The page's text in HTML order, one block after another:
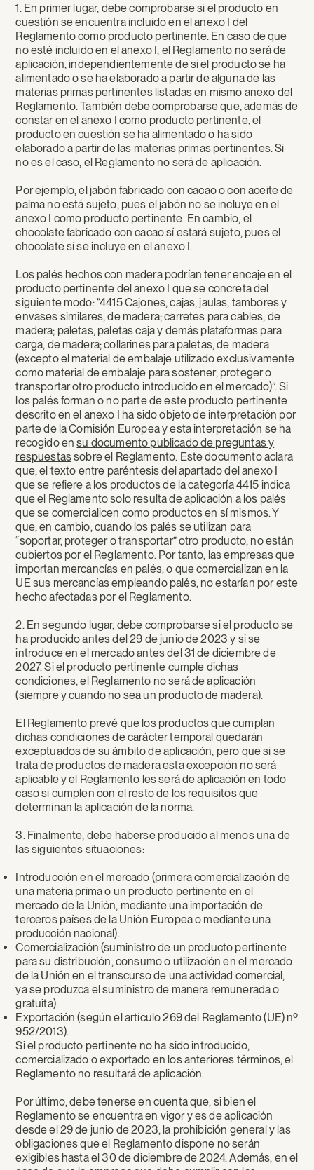
1. En primer lugar, debe comprobarse si el producto en
cuestión se encuentra incluido en el anexo I del
Reglamento como producto pertinente. En caso de que
no esté incluido en el anexo I, el Reglamento no será de
aplicación, independientemente de si el producto se ha
alimentado o se ha elaborado a partir de alguna de las
materias primas pertinentes listadas en mismo anexo del
Reglamento. También debe comprobarse que, además de
constar en el anexo I como producto pertinente, el
producto en cuestión se ha alimentado o ha sido
elaborado a partir de las materias primas pertinentes. Si
no es el caso, el Reglamento no será de aplicación.
Por ejemplo, el jabón fabricado con cacao o con aceite de
palma no está sujeto, pues el jabón no se incluye en el
anexo I como producto pertinente. En cambio, el
chocolate fabricado con cacao sí estará sujeto, pues el
chocolate sí se incluye en el anexo I.
Los palés hechos con madera podrían tener encaje en el
producto pertinente del anexo I que se concreta del
siguiente modo: “4415 Cajones, cajas, jaulas, tambores y
envases similares, de madera; carretes para cables, de
madera; paletas, paletas caja y demás plataformas para
carga, de madera; collarines para paletas, de madera
(excepto el material de embalaje utilizado exclusivamente
como material de embalaje para sostener, proteger o
transportar otro producto introducido en el mercado)”. Si
los palés forman o no parte de este producto pertinente
descrito en el anexo I ha sido objeto de interpretación por
parte de la Comisión Europea y esta interpretación se ha
recogido ensu documento publicado de preguntas y
respuestassobre el Reglamento. Este documento aclara
que, el texto entre paréntesis del apartado del anexo I
que se refiere a los productos de la categoría 4415 indica
que el Reglamento solo resulta de aplicación a los palés
que se comercialicen como productos en sí mismos. Y
que, en cambio, cuando los palés se utilizan para
“soportar, proteger o transportar” otro producto, no están
cubiertos por el Reglamento. Por tanto, las empresas que
importan mercancías en palés, o que comercializan en la
UE sus mercancías empleando palés, no estarían por este
hecho afectadas por el Reglamento.
2. En segundo lugar, debe comprobarse si el producto se
ha producido antes del 29 de junio de 2023 y si se
introduce en el mercado antes del 31 de diciembre de
2027. Si el producto pertinente cumple dichas
condiciones, el Reglamento no será de aplicación
(siempre y cuando no sea un producto de madera).
El Reglamento prevé que los productos que cumplan
dichas condiciones de carácter temporal quedarán
exceptuados de su ámbito de aplicación, pero que si se
trata de productos de madera esta excepción no será
aplicable y el Reglamento les será de aplicación en todo
caso si cumplen con el resto de los requisitos que
determinan la aplicación de la norma.
3. Finalmente, debe haberse producido al menos una de
las siguientes situaciones:
Introducción en el mercado (primera comercialización de
una materia prima o un producto pertinente en el
mercado de la Unión, mediante una importación de
terceros países de la Unión Europea o mediante una
producción nacional).
Comercialización (suministro de un producto pertinente
para su distribución, consumo o utilización en el mercado
de la Unión en el transcurso de una actividad comercial,
ya se produzca el suministro de manera remunerada o
gratuita).
Exportación (según el artículo 269 del Reglamento (UE) nº
952/2013).
Si el producto pertinente no ha sido introducido,
comercializado o exportado en los anteriores términos, el
Reglamento no resultará de aplicación.
Por último, debe tenerse en cuenta que, si bien el
Reglamento se encuentra en vigor y es de aplicación
desde el 29 de junio de 2023, la prohibición general y las
obligaciones que el Reglamento dispone no serán
exigibles hasta el 30 de diciembre de 2024. Además, en el